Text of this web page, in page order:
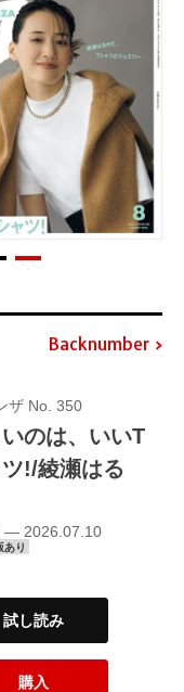
Backnumber
ザ No. 350
のは、いいT
!/綾瀬はる
— 2026.07.10
あり
試し読み
購入